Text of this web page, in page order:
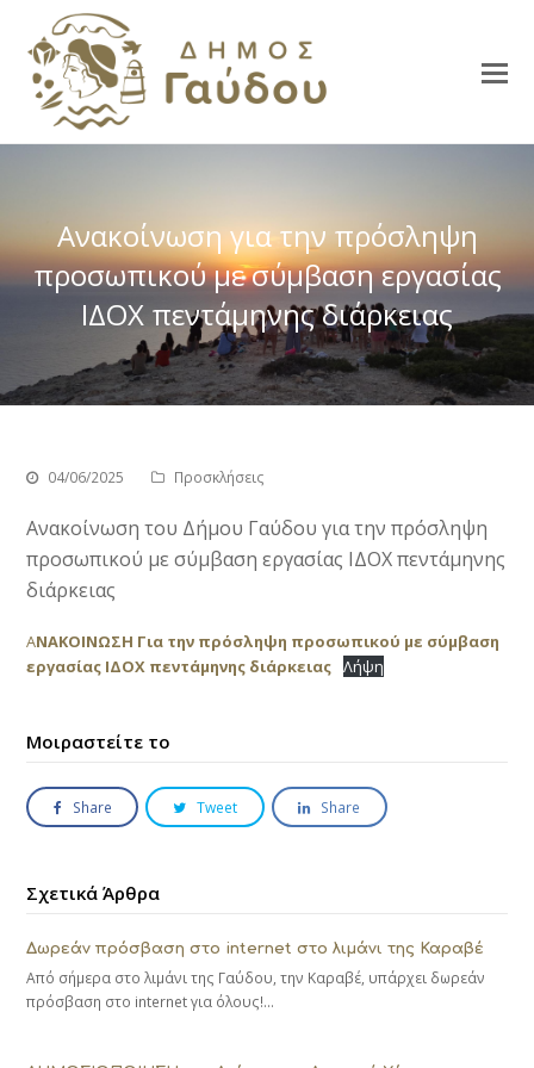
Ανακοίνωση για την πρόσληψη
προσωπικού με σύμβαση εργασίας
ΙΔΟΧ πεντάμηνης διάρκειας
04/06/2025 Προσκλήσεις
Ανακοίνωση του Δήμου Γαύδου για την πρόσληψη
προσωπικού με σύμβαση εργασίας ΙΔΟΧ πεντάμηνης
διάρκειας
ΑΝΑΚΟΙΝΩΣΗ Για την πρόσληψη προσωπικού με σύμβαση
εργασίας ΙΔΟΧ πεντάμηνης διάρκειας Λήψη
Μοιραστείτε το
Share Tweet Share
Σχετικά Άρθρα
Δωρεάν πρόσβαση στο internet στο λιμάνι της Καραβέ
Από σήμερα στο λιμάνι της Γαύδου, την Καραβέ, υπάρχει δωρεάν
πρόσβαση στο internet για όλους!…